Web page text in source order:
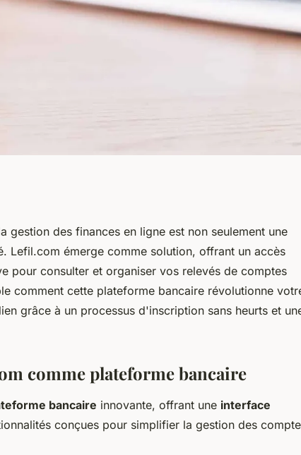
comptes
gestion des finances en ligne est non seulement une
Lefil.com émerge comme solution, offrant un accès
pour consulter et organiser vos relevés de comptes
comment cette plateforme bancaire révolutionne
grâce à un processus d'inscription sans heurts et
comme plateforme bancaire
bancaire innovante, offrant une interface
conçues pour simplifier la gestion des